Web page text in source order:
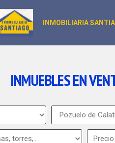
INMOBILIARIA
INMUEBLES EN
Precio